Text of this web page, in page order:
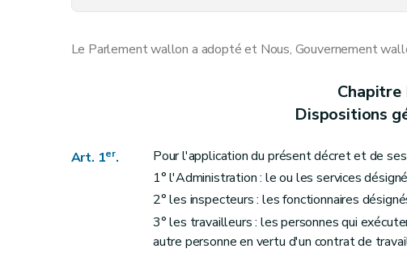
Art. 12
Art. 16
Le Parlement wallon a adopté et Nous, Gouvernement
Chapitre
Dispositions
Art. 1er.
Pour l'application du présent décret et de
1° l'Administration : le ou les services
2° les inspecteurs : les fonctionnaires
3° les travailleurs : les personnes qui
autre personne en vertu d'un contrat de